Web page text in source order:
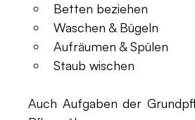
Betten beziehen
Waschen & Bügeln
Aufräumen & Spülen
Staub wischen
Auch Aufgaben der